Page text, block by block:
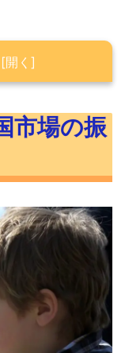
チンの普及
用統計
認
討論会
市場の振